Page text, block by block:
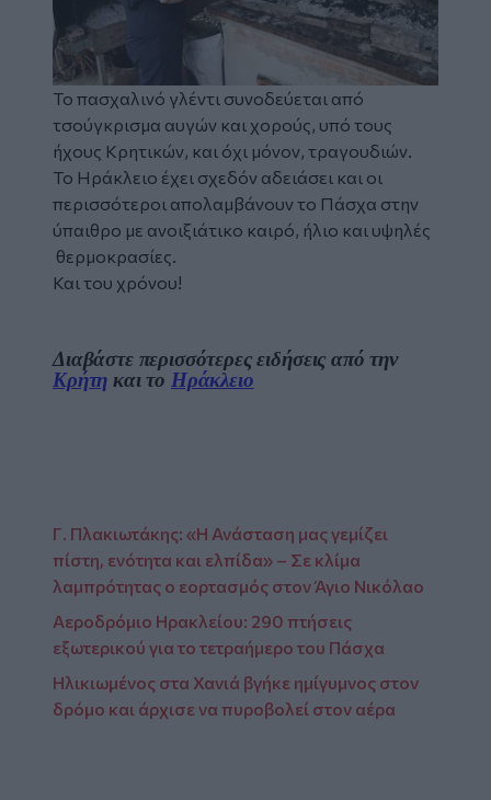
Το πασχαλινό γλέντι συνοδεύεται από
τσούγκρισμα αυγών και χορούς, υπό τους
ήχους Κρητικών, και όχι μόνον, τραγουδιών.
Το Ηράκλειο έχει σχεδόν αδειάσει και οι
περισσότεροι απολαμβάνουν το Πάσχα στην
ύπαιθρο με ανοιξιάτικο καιρό, ήλιο και υψηλές
θερμοκρασίες.
Και του χρόνου!
Διαβάστε περισσότερες ειδήσεις από την
Κρήτη και το Ηράκλειο
Γ. Πλακιωτάκης: «Η Ανάσταση μας γεμίζει
πίστη, ενότητα και ελπίδα» – Σε κλίμα
λαμπρότητας ο εορτασμός στον Άγιο Νικόλαο
Αεροδρόμιο Ηρακλείου: 290 πτήσεις
εξωτερικού για το τετραήμερο του Πάσχα
Ηλικιωμένος στα Χανιά βγήκε ημίγυμνος στον
δρόμο και άρχισε να πυροβολεί στον αέρα